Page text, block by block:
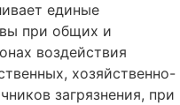
единые
при общих и
воздействия
хозяйственно-
загрязнения, при